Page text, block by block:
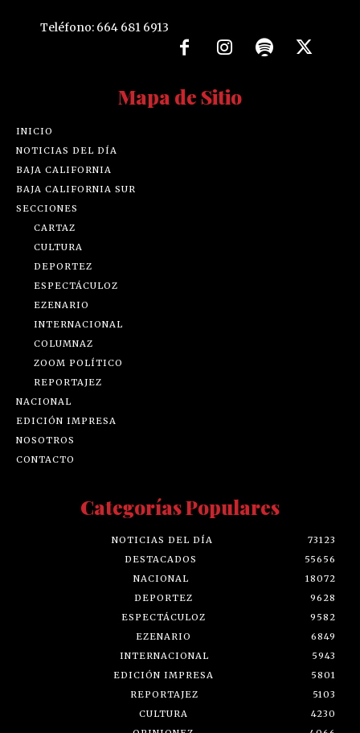
Teléfono: 664 681 6913
Mapa de Sitio
INICIO
NOTICIAS DEL DÍA
BAJA CALIFORNIA
BAJA CALIFORNIA SUR
SECCIONES
CARTAZ
CULTURA
DEPORTEZ
ESPECTÁCULOZ
EZENARIO
INTERNACIONAL
COLUMNAZ
ZOOM POLÍTICO
REPORTAJEZ
NACIONAL
EDICIÓN IMPRESA
NOSOTROS
CONTACTO
Categorías Populares
NOTICIAS DEL DÍA
73123
DESTACADOS
55656
NACIONAL
18072
DEPORTEZ
9628
ESPECTÁCULOZ
9582
EZENARIO
6849
INTERNACIONAL
5943
EDICIÓN IMPRESA
5801
REPORTAJEZ
5103
CULTURA
4230